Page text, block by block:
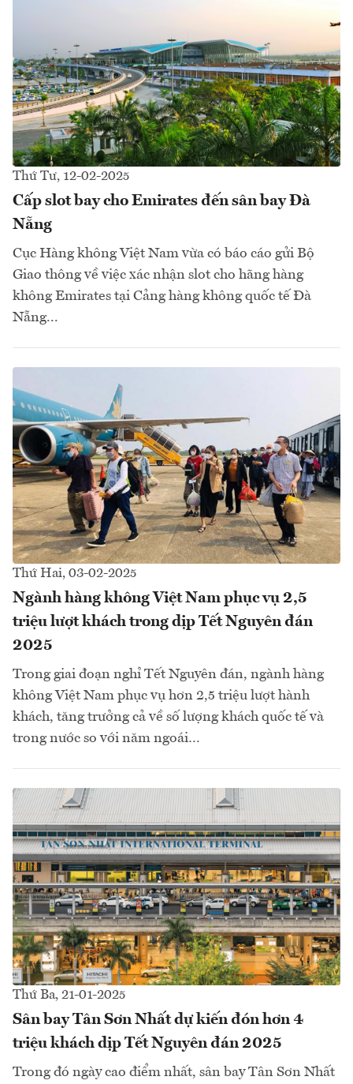
Thứ Tư, 12-02-2025
Cấp slot bay cho Emirates đến sân bay Đà
Nẵng
Cục Hàng không Việt Nam vừa có báo cáo gửi Bộ
Giao thông về việc xác nhận slot cho hãng hàng
không Emirates tại Cảng hàng không quốc tế Đà
Nẵng...
Thứ Hai, 03-02-2025
Ngành hàng không Việt Nam phục vụ 2,5
triệu lượt khách trong dịp Tết Nguyên đán
2025
Trong giai đoạn nghỉ Tết Nguyên đán, ngành hàng
không Việt Nam phục vụ hơn 2,5 triệu lượt hành
khách, tăng trưởng cả về số lượng khách quốc tế và
trong nước so với năm ngoái…
Thứ Ba, 21-01-2025
Sân bay Tân Sơn Nhất dự kiến đón hơn 4
triệu khách dịp Tết Nguyên đán 2025
Trong đó ngày cao điểm nhất, sân bay Tân Sơn Nhất